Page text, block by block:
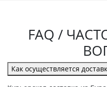
FAQ /
Как осуществляется